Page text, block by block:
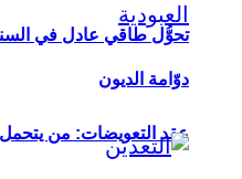
عقد التعويضات: من
تحوُّل طاقي عادل في
دوّامة الديون